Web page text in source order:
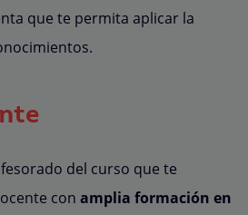
que te permita aplicar la
del curso que te
con amplia formación en